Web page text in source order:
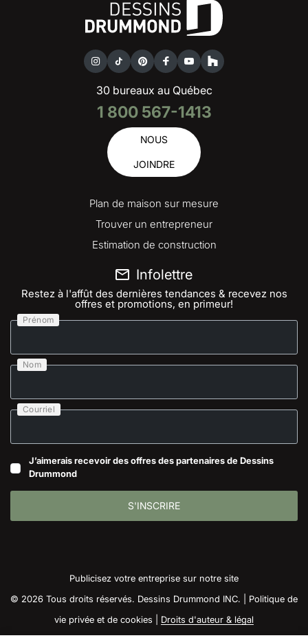
30 bureaux au Québec
1 800 567-1413
NOUS
JOINDRE
Plan de maison sur mesure
Trouver un entrepreneur
Estimation de construction
Infolettre
Restez à l'affût des dernières tendances & recevez nos
offres et promotions, en primeur!
Prénom
Nom
Courriel
J’aimerais recevoir des offres des partenaires de Dessins
Drummond
S'INSCRIRE
Publicisez votre entreprise sur notre site
© 2026 Tous droits réservés. Dessins Drummond INC. | Politique de
vie privée et de cookies
Droits d'auteur & légal